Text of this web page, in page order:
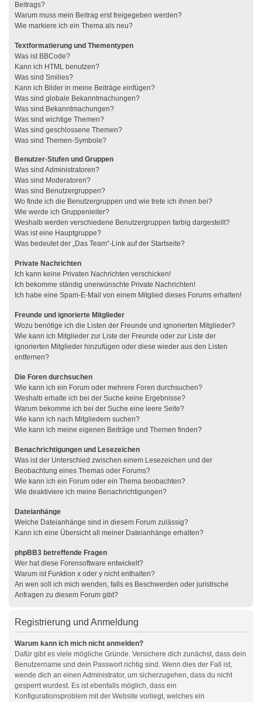
Beitrags?
Warum muss mein Beitrag erst freigegeben werden?
Wie markiere ich ein Thema als neu?
Textformatierung und Thementypen
Was ist BBCode?
Kann ich HTML benutzen?
Was sind Smilies?
Kann ich Bilder in meine Beiträge einfügen?
Was sind globale Bekanntmachungen?
Was sind Bekanntmachungen?
Was sind wichtige Themen?
Was sind geschlossene Themen?
Was sind Themen-Symbole?
Benutzer-Stufen und Gruppen
Was sind Administratoren?
Was sind Moderatoren?
Was sind Benutzergruppen?
Wo finde ich die Benutzergruppen und wie trete ich ihnen bei?
Wie werde ich Gruppenleiter?
Weshalb werden verschiedene Benutzergruppen farbig dargestellt?
Was ist eine Hauptgruppe?
Was bedeutet der „Das Team“-Link auf der Startseite?
Private Nachrichten
Ich kann keine Privaten Nachrichten verschicken!
Ich bekomme ständig unerwünschte Private Nachrichten!
Ich habe eine Spam-E-Mail von einem Mitglied dieses Forums erhalten!
Freunde und ignorierte Mitglieder
Wozu benötige ich die Listen der Freunde und ignorierten Mitglieder?
Wie kann ich Mitglieder zur Liste der Freunde oder zur Liste der
ignorierten Mitglieder hinzufügen oder diese wieder aus den Listen
entfernen?
Die Foren durchsuchen
Wie kann ich ein Forum oder mehrere Foren durchsuchen?
Weshalb erhalte ich bei der Suche keine Ergebnisse?
Warum bekomme ich bei der Suche eine leere Seite?
Wie kann ich nach Mitgliedern suchen?
Wie kann ich meine eigenen Beiträge und Themen finden?
Benachrichtigungen und Lesezeichen
Was ist der Unterschied zwischen einem Lesezeichen und der
Beobachtung eines Themas oder Forums?
Wie kann ich ein Forum oder ein Thema beobachten?
Wie deaktiviere ich meine Benachrichtigungen?
Dateianhänge
Welche Dateianhänge sind in diesem Forum zulässig?
Kann ich eine Übersicht all meiner Dateianhänge erhalten?
phpBB3 betreffende Fragen
Wer hat diese Forensoftware entwickelt?
Warum ist Funktion x oder y nicht enthalten?
An wen soll ich mich wenden, falls es Beschwerden oder juristische
Anfragen zu diesem Forum gibt?
Registrierung und Anmeldung
Warum kann ich mich nicht anmelden?
Dafür gibt es viele mögliche Gründe. Versichere dich zunächst, dass dein
Benutzername und dein Passwort richtig sind. Wenn dies der Fall ist,
wende dich an einen Administrator, um sicherzugehen, dass du nicht
gesperrt wurdest. Es ist ebenfalls möglich, dass ein
Konfigurationsproblem mit der Website vorliegt, welches ein